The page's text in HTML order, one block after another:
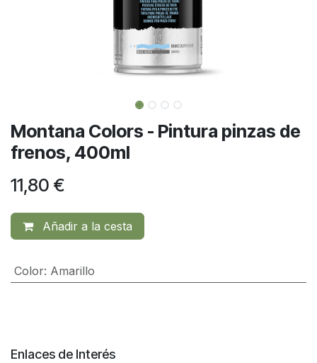
Montana Colors - Pintura pinzas de
frenos, 400ml
11,80 €
Añadir a la cesta
Color: Amarillo
Enlaces de Interés